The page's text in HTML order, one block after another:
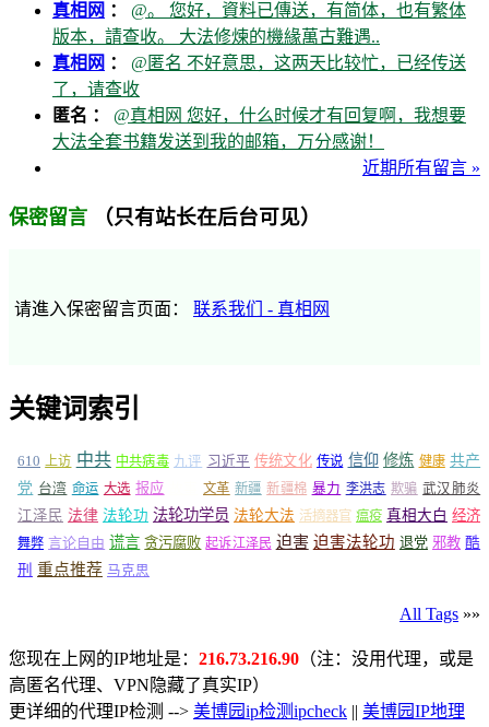
真相网 ： @。 您好，資料已傳送，有简体，也有繁体
版本，請查收。 大法修煉的機緣萬古難遇..
真相网 ： @匿名 不好意思，这两天比较忙，已经传送
了，请查收
匿名 ： @真相网 您好，什么时候才有回复啊，我想要
大法全套书籍发送到我的邮箱，万分感谢！
近期所有留言 »
保密留言 （只有站长在后台可见）
请進入保密留言页面： 联系我们 - 真相网
关键词索引
610 上访 中共 中共病毒 九评 习近平 传统文化 传说 信仰 修炼 健康 共产
党 台湾 命运 大选 报应 文革 新疆 新疆棉 暴力 李洪志 欺骗 武汉肺炎
江泽民 法律 法轮功 法轮功学员 法轮大法 活摘器官 瘟疫 真相大白 经济
舞弊 言论自由 谎言 贪污腐败 起诉江泽民 迫害 迫害法轮功 退党 邪教 酷
刑 重点推荐 马克思
All Tags »»
您现在上网的IP地址是： 216.73.216.90 （注：没用代理，或是
高匿名代理、VPN隐藏了真实IP）
更详细的代理IP检测 --> 美博园ip检测ipcheck || 美博园IP地理